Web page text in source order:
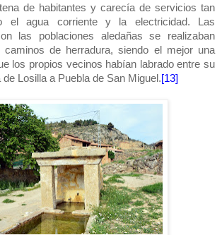
de habitantes y carecía de servicios tan
el agua corriente y la electricidad. Las
las poblaciones aledañas se realizaban
de herradura, siendo el mejor una
los propios vecinos habían labrado entre su
Losilla a Puebla de San Miguel.[13]